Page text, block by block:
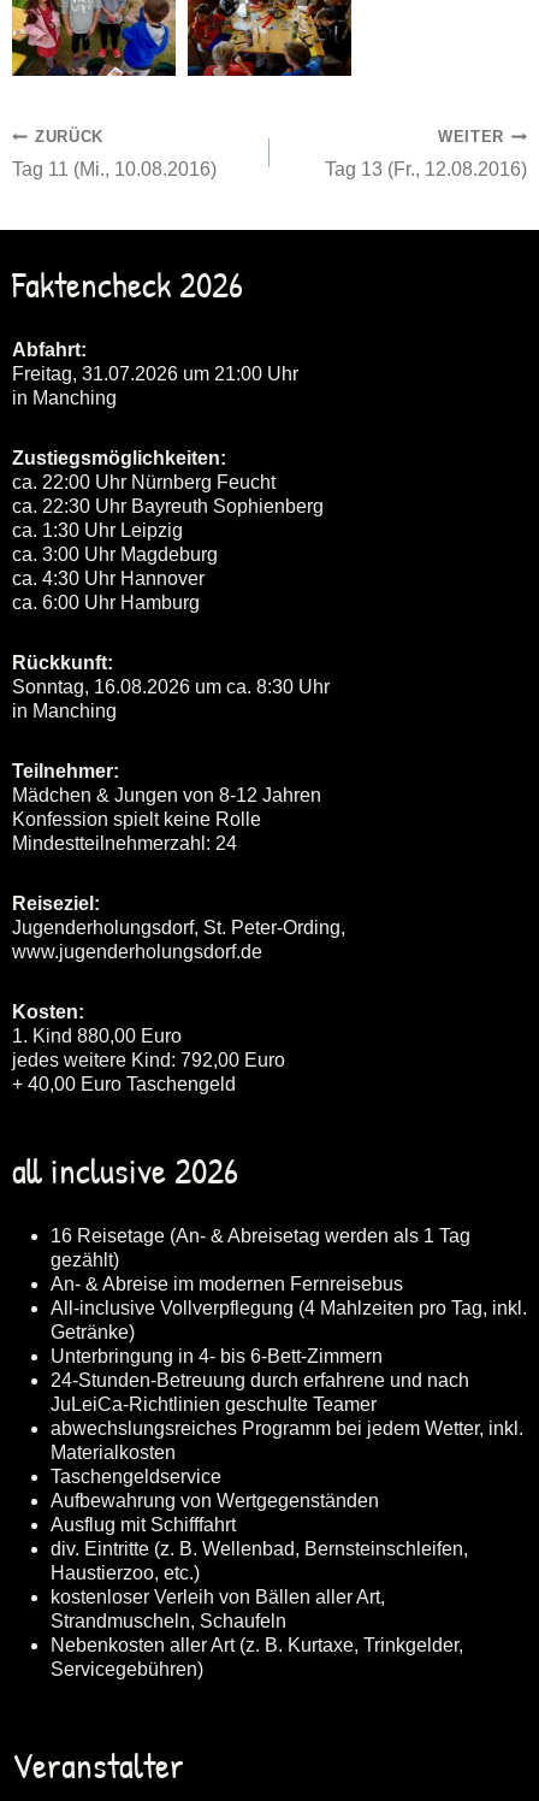
Beitragsnavigation
ZURÜCK
Tag 11 (Mi., 10.08.2016)
WEITER
Tag 13 (Fr., 12.08.2016)
Faktencheck 2026
Abfahrt:
Freitag, 31.07.2026 um 21:00 Uhr
in Manching
Zustiegsmöglichkeiten:
ca. 22:00 Uhr Nürnberg Feucht
ca. 22:30 Uhr Bayreuth Sophienberg
ca. 1:30 Uhr Leipzig
ca. 3:00 Uhr Magdeburg
ca. 4:30 Uhr Hannover
ca. 6:00 Uhr Hamburg
Rückkunft:
Sonntag, 16.08.2026 um ca. 8:30 Uhr
in Manching
Teilnehmer:
Mädchen & Jungen von 8-12 Jahren
Konfession spielt keine Rolle
Mindestteilnehmerzahl: 24
Reiseziel:
Jugenderholungsdorf, St. Peter-Ording,
www.jugenderholungsdorf.de
Kosten:
1. Kind 880,00 Euro
jedes weitere Kind: 792,00 Euro
+ 40,00 Euro Taschengeld
all inclusive 2026
16 Reisetage (An- & Abreisetag werden als 1 Tag
gezählt)
An- & Abreise im modernen Fernreisebus
All-inclusive Vollverpflegung (4 Mahlzeiten pro Tag, inkl.
Getränke)
Unterbringung in 4- bis 6-Bett-Zimmern
24-Stunden-Betreuung durch erfahrene und nach
JuLeiCa-Richtlinien geschulte Teamer
abwechslungsreiches Programm bei jedem Wetter, inkl.
Materialkosten
Taschengeldservice
Aufbewahrung von Wertgegenständen
Ausflug mit Schifffahrt
div. Eintritte (z. B. Wellenbad, Bernsteinschleifen,
Haustierzoo, etc.)
kostenloser Verleih von Bällen aller Art,
Strandmuscheln, Schaufeln
Nebenkosten aller Art (z. B. Kurtaxe, Trinkgelder,
Servicegebühren)
Veranstalter